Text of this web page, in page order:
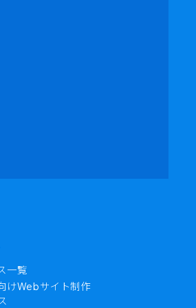
一覧
けWebサイト制作